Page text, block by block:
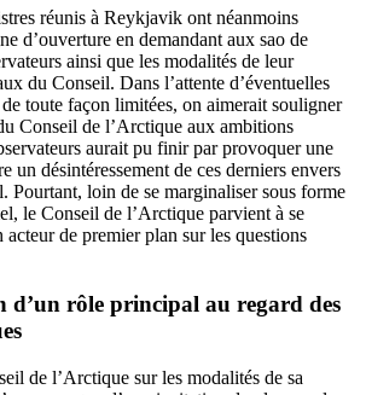
réunis à Reykjavik ont néanmoins
d’ouverture en demandant aux sao de
ainsi que les modalités de leur
du Conseil. Dans l’attente d’éventuelles
toute façon limitées, on aimerait souligner
Conseil de l’Arctique aux ambitions
aurait pu finir par provoquer une
un désintéressement de ces derniers envers
Pourtant, loin de se marginaliser sous forme
le Conseil de l’Arctique parvient à se
de premier plan sur les questions
d’un rôle principal au regard des
de l’Arctique sur les modalités de sa